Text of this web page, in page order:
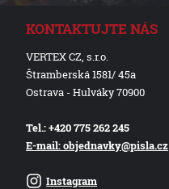
KONTAKTUJTE NÁS
VERTEX CZ, s.r.o.
Štramberská 1581/ 45a
Ostrava - Hulváky 70900
Tel.: +420 775 262 245
E-mail: objednavky@pisla.cz
Instagram